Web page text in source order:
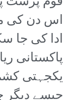
اس دن کی
ادا کی جا
پاکستانی
یکجہتی